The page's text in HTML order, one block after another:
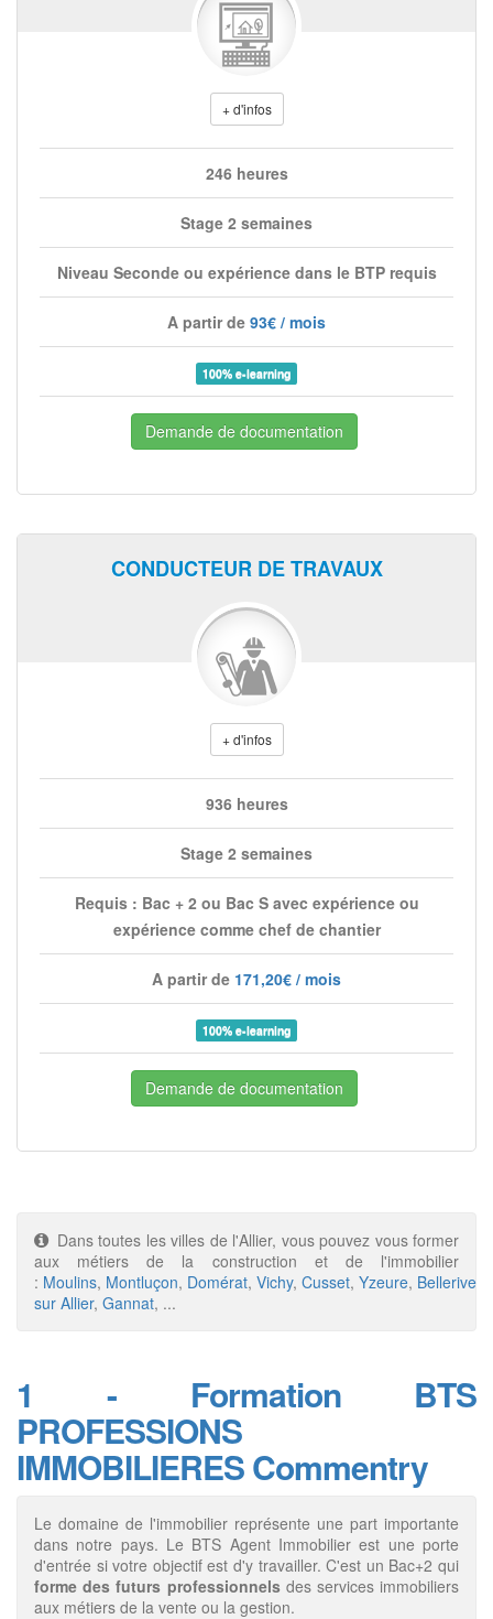
+ d'infos
246 heures
Stage 2 semaines
Niveau Seconde ou expérience dans le BTP requis
A partir de 93€ / mois
100% e-learning
Demande de documentation
CONDUCTEUR DE TRAVAUX
+ d'infos
936 heures
Stage 2 semaines
Requis : Bac + 2 ou Bac S avec expérience ou
expérience comme chef de chantier
A partir de 171,20€ / mois
100% e-learning
Demande de documentation
Dans toutes les villes de l'Allier, vous pouvez vous former
aux métiers de la construction et de l'immobilier
: Moulins, Montluçon, Domérat, Vichy, Cusset, Yzeure, Bellerive
sur Allier, Gannat, ...
1 - Formation BTS
PROFESSIONS
IMMOBILIERES Commentry
Le domaine de l'immobilier représente une part importante
dans notre pays. Le BTS Agent Immobilier est une porte
d'entrée si votre objectif est d'y travailler. C'est un Bac+2 qui
forme des futurs professionnelsdes services immobiliers
aux métiers de la vente ou la gestion.